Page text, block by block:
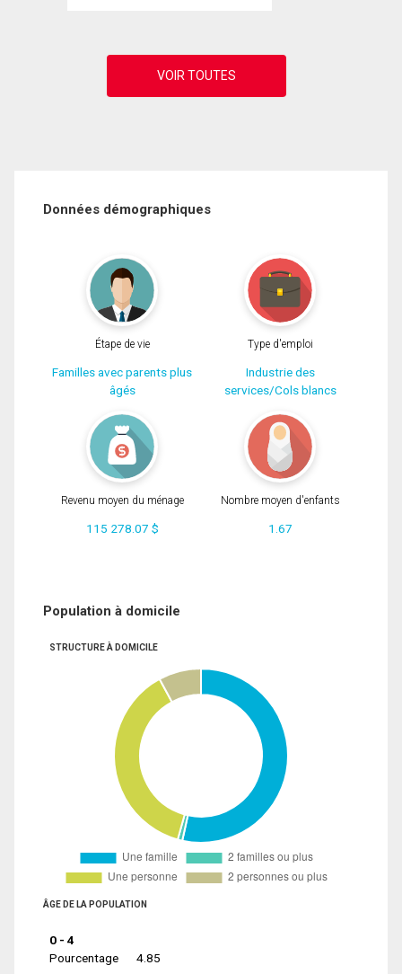
Données démographiques
Étape de vie
Familles avec parents plus
âgés
Type d'emploi
Industrie des
services/Cols blancs
Revenu moyen du ménage
115 278.07 $
Nombre moyen d'enfants
1.67
Population à domicile
STRUCTURE À DOMICILE
ÂGE DE LA POPULATION
0 - 4
Pourcentage
4.85